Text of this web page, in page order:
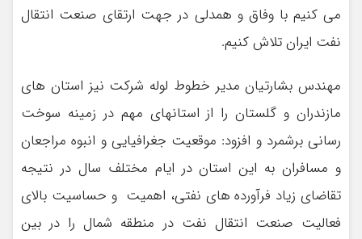
می کنیم با وفاق و همدلی در جهت ارتقای صنعت انتقال
نفت ایران تلاش کنیم.
مهندس بشارتیان مدیر خطوط لوله شرکت نیز استان های
مازندران و گلستان را از استانهای مهم در زمینه سوخت
رسانی برشمرد و افزود: موقعیت جغرافیایی و انبوه مراجعان
و مسافران به این استان در ایام مختلف سال در نتیجه
تقاضای زیاد فرآورده های نفتی، اهمیت و حساسیت بالای
فعالیت صنعت انتقال نفت در منطقه شمال را در بین